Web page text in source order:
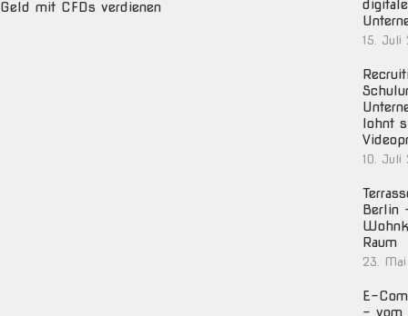
Geld mit CFDs verdienen
15. Juli
lohnt
10. Juli
Berlin
Raum
23.
E-
– vom